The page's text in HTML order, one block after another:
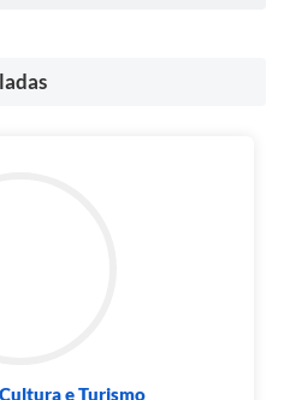
e Turismo